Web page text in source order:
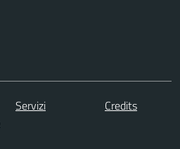
Servizi
Credits